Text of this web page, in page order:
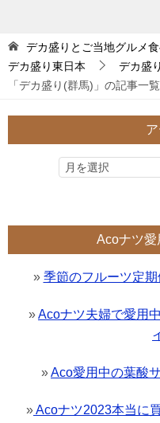
デカ盛りとご当地グルメ
デカ盛り東日本
デカ盛
「デカ盛り(群馬)」の記事一
Acoナツ
» 季節のフルーツ定
»Acoナツ夫婦で愛用
»Aco愛用中の葉酸
»Acoナツ2023本当に